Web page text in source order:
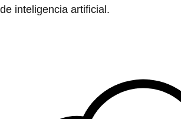
de inteligencia artificial.